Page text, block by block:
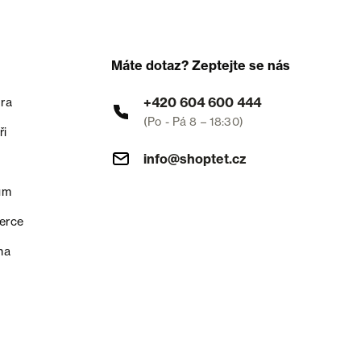
Máte dotaz? Zeptejte se nás
+420 604 600 444
(Po - Pá 8 – 18:30)
info@shoptet.cz